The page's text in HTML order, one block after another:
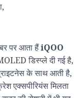
पर आता हैंiQOO
डिस्प्ले दी गई है,
के साथ आती है,
एक्सपीरियंस मिलता